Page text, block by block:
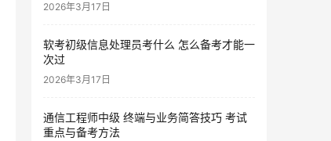
2026年3月17日
软考初级信息处理员考什么 怎么备考才能一
次过
2026年3月17日
通信工程师中级 终端与业务简答技巧 考试
重点与备考方法